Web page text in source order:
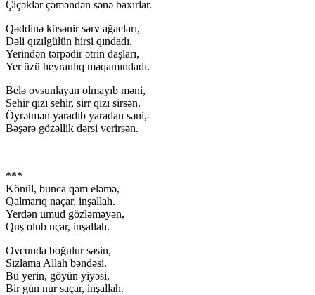
Çiçəklər çəməndən sənə baxırlar.
Qəddinə küsənir sərv ağacları,
Dəli qızılgülün hirsi qındadı.
Yerindən tərpədir ətrin daşları,
Yer üzü heyranlıq məqamındadı.
Belə ovsunlayan olmayıb məni,
Sehir qızı sehir, sirr qızı sirsən.
Öyrətmən yaradıb yaradan səni,-
Bəşərə gözəllik dərsi verirsən.
***
Könül, bunca qəm eləmə,
Qalmarıq naçar, inşallah.
Yerdən umud gözləməyən,
Quş olub uçar, inşallah.
Ovcunda boğulur səsin,
Sızlama Allah bəndəsi.
Bu yerin, göyün yiyəsi,
Bir gün nur saçar, inşallah.